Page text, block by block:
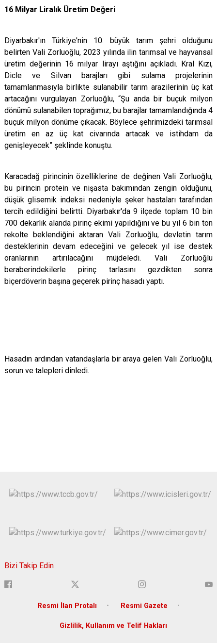
16 Milyar Liralık Üretim Değeri
Diyarbakır'ın Türkiye'nin 10. büyük tarım şehri olduğunu
belirten Vali Zorluoğlu, 2023 yılında ilin tarımsal ve hayvansal
üretim değerinin 16 milyar lirayı aştığını açıkladı. Kral Kızı,
Dicle ve Silvan barajları gibi sulama projelerinin
tamamlanmasıyla birlikte sulanabilir tarım arazilerinin üç kat
artacağını vurgulayan Zorluoğlu, “Şu anda bir buçuk milyon
dönümü sulanabilen toprağımız, bu barajlar tamamlandığında 4
buçuk milyon dönüme çıkacak. Böylece şehrimizdeki tarımsal
üretim en az üç kat civarında artacak ve istihdam da
genişleyecek” şeklinde konuştu.
Karacadağ pirincinin özelliklerine de değinen Vali Zorluoğlu,
bu pirincin protein ve nişasta bakımından zengin olduğunu,
düşük glisemik indeksi nedeniyle şeker hastaları tarafından
tercih edildiğini belirtti. Diyarbakır'da 9 ilçede toplam 10 bin
700 dekarlık alanda pirinç ekimi yapıldığını ve bu yıl 6 bin ton
rekolte beklendiğini aktaran Vali Zorluoğlu, devletin tarım
desteklerinin devam edeceğini ve gelecek yıl ise destek
oranlarının artırılacağını müjdeledi. Vali Zorluoğlu
beraberindekilerle pirinç tarlasını gezdikten sonra
biçerdöverin başına geçerek pirinç hasadı yaptı.
Hasadın ardından vatandaşlarla bir araya gelen Vali Zorluoğlu,
sorun ve talepleri dinledi.
Bizi Takip Edin
Resmi İlan Protalı Resmi Gazete
Gizlilik, Kullanım ve Telif Hakları